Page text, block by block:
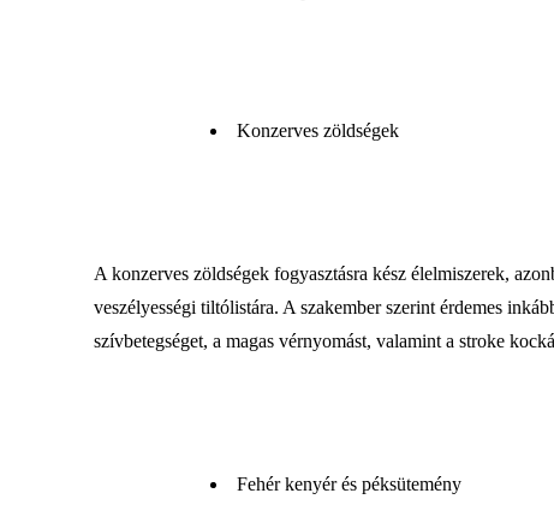
Konzerves zöldségek
A konzerves zöldségek fogyasztásra kész élelmiszerek,
veszélyességi tiltólistára. A szakember szerint érdemes
szívbetegséget, a magas vérnyomást, valamint a stroke
Fehér kenyér és péksütemény